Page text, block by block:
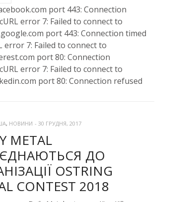
port 443: Connection
error 7: Failed to connect to
port 443: Connection timed
error 7: Failed to connect to
port 80: Connection
error 7: Failed to connect to
port 80: Connection refused
, НОВИНИ - 30 ГРУДНЯ, 2017
METAL
ДО
OSTRING
CONTEST 2018